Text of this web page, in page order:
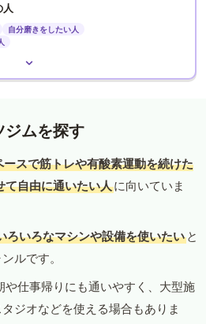
自分磨きをしたい人
ジムを探す
ースで筋トレや有酸素運動を続けた
て自由に通いたい人に向いていま
ろいろなマシンや設備を使いたい と
ルです。
仕事帰りにも通いやすく、大型施
ジオなどを使える場合もありま